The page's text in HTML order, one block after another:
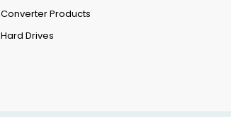
Converter Products
Hard Drives